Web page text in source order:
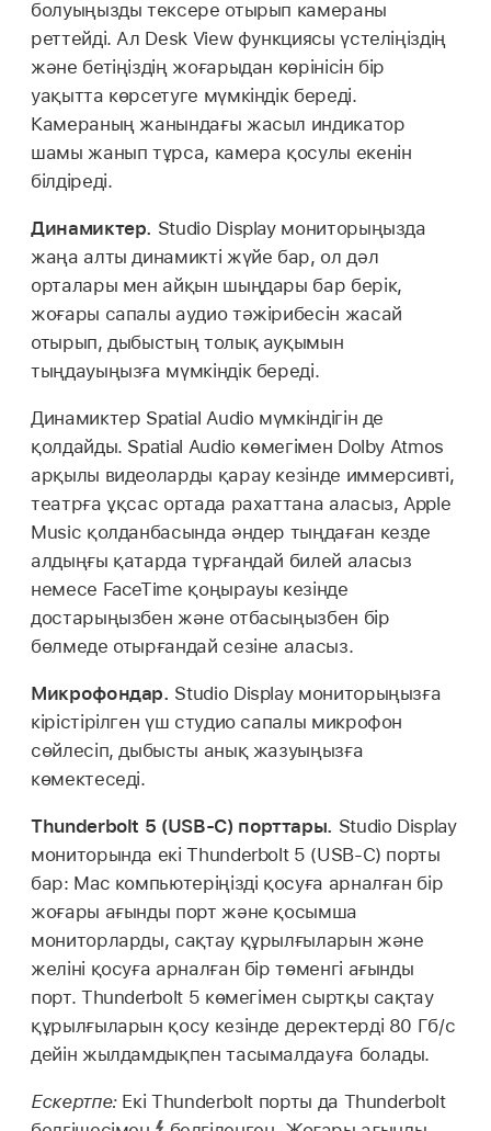
болуыңызды тексере отырып камераны
реттейді. Ал Desk View функциясы үстеліңіздің
және бетіңіздің жоғарыдан көрінісін бір
уақытта көрсетуге мүмкіндік береді.
Камераның жанындағы жасыл индикатор
шамы жанып тұрса, камера қосулы екенін
білдіреді.
Динамиктер. Studio Display мониторыңызда
жаңа алты динамикті жүйе бар, ол дәл
орталары мен айқын шыңдары бар берік,
жоғары сапалы аудио тәжірибесін жасай
отырып, дыбыстың толық ауқымын
тыңдауыңызға мүмкіндік береді.
Динамиктер Spatial Audio мүмкіндігін де
қолдайды. Spatial Audio көмегімен Dolby Atmos
арқылы видеоларды қарау кезінде иммерсивті,
театрға ұқсас ортада рахаттана аласыз, Apple
Music қолданбасында әндер тыңдаған кезде
алдыңғы қатарда тұрғандай билей аласыз
немесе FaceTime қоңырауы кезінде
достарыңызбен және отбасыңызбен бір
бөлмеде отырғандай сезіне аласыз.
Микрофондар. Studio Display мониторыңызға
кірістірілген үш студио сапалы микрофон
сөйлесіп, дыбысты анық жазуыңызға
көмектеседі.
Thunderbolt 5 (USB-C) порттары. Studio Display
мониторында екі Thunderbolt 5 (USB-C) порты
бар: Mac компьютеріңізді қосуға арналған бір
жоғары ағынды порт және қосымша
мониторларды, сақтау құрылғыларын және
желіні қосуға арналған бір төменгі ағынды
порт. Thunderbolt 5 көмегімен сыртқы сақтау
құрылғыларын қосу кезінде деректерді 80 Гб/с
дейін жылдамдықпен тасымалдауға болады.
Ескертпе: Екі Thunderbolt порты да Thunderbolt